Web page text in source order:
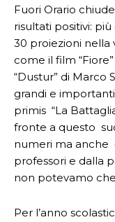
Fuori Orario
risultati positivi:
30 proiezioni nella
come il film
“Dustur” di Marco
grandi e
primis “La
fronte a questo
numeri ma anche
professori e dalla
non potevamo
Per l’anno